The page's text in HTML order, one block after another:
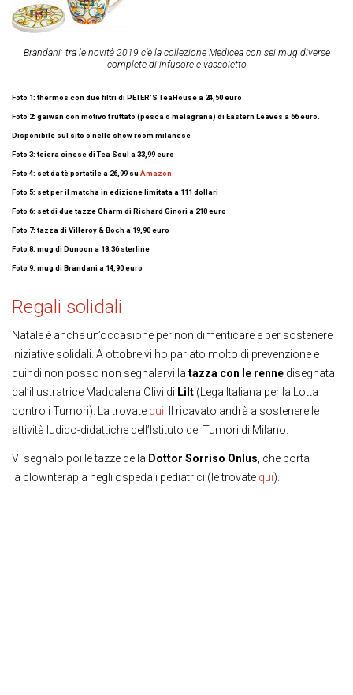
Brandani: tra le novità 2019 c’è la collezione Medicea con sei mug diverse
complete di infusore e vassoietto
Foto 1: thermos con due filtri di PETER’S TeaHouse a 24,50 euro
Foto 2: gaiwan con motivo fruttato (pesca o melagrana) di Eastern Leaves a 66 euro.
Disponibile sul sito o nello show room milanese
Foto 3: teiera cinese di Tea Soul a 33,99 euro
Foto 4: set da tè portatile a 26,99 su Amazon
Foto 5: set per il matcha in edizione limitata a 111 dollari
Foto 6: set di due tazze Charm di Richard Ginori a 210 euro
Foto 7: tazza di Villeroy & Boch a 19,90 euro
Foto 8: mug di Dunoon a 18.36 sterline
Foto 9: mug di Brandani a 14,90 euro
Regali solidali
Natale è anche un’occasione per non dimenticare e per sostenere
iniziative solidali. A ottobre vi ho parlato molto di prevenzione e
quindi non posso non segnalarvi la tazza con le renne disegnata
dal’illustratrice Maddalena Olivi di Lilt (Lega Italiana per la Lotta
contro i Tumori). La trovate qui . Il ricavato andrà a sostenere le
attività ludico-didattiche dell’Istituto dei Tumori di Milano.
Vi segnalo poi le tazze della Dottor Sorriso Onlus , che porta
la clownterapia negli ospedali pediatrici (le trovate qui).